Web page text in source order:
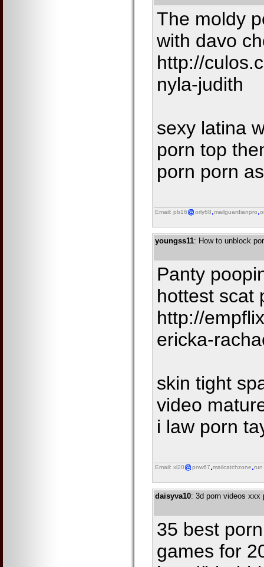
The moldy
with davo
http://
nyla-judith
sexy latina
porn top
porn porn
Email: pb16 orly68 mailguardianpro
youngss11: How to unblock
Panty
hottest scat
http://
ericka-
skin tight
video
i law porn
Email: xl20 pnw67 mailcatchzone run
daisyva10: 3d porn videos xxx
35 best
games for